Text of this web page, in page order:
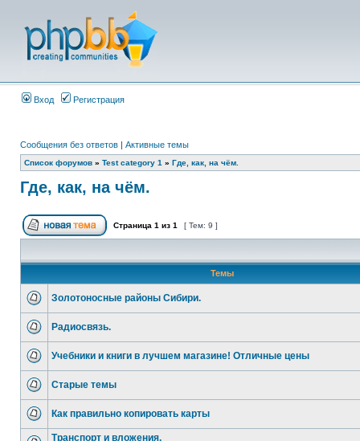
Вход Регистрация
Сообщения без ответов | Активные темы
Список форумов » Test category 1 » Где, как, на чём.
Где, как, на чём.
Страница 1 из 1 [ Тем: 9 ]
Темы
Золотоносные районы Сибири.
Радиосвязь.
Учебники и книги в лучшем магазине! Отличные цены
Старые темы
Как правильно копировать карты
Транспорт и вложения.